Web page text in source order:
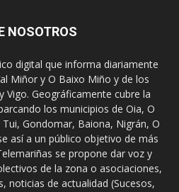
NOSOTROS
digital que informa diariamente
Miñor y O Baixo Miño y de los
Vigo. Geográficamente cubre la
los municipios de Oia, O
Gondomar, Baiona, Nigrán, O
así a un público objetivo de más
se propone dar voz y
de la zona o asociaciones,
noticias de actualidad (Sucesos,